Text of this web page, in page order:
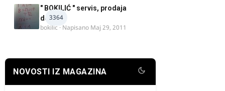
3364
" BOKILIĆ " servis, prodaja
delova
bokilic · Napisano Maj 29, 2011
NOVOSTI IZ MAGAZINA